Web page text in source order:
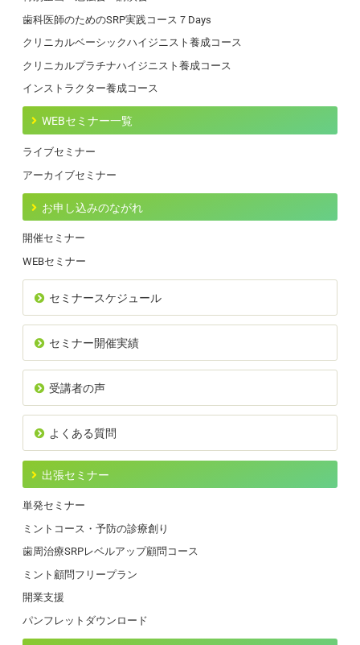
歯科医師のためのSRP実践コース７Days
クリニカルベーシックハイジニスト養成コース
クリニカルプラチナハイジニスト養成コース
インストラクター養成コース
WEBセミナー一覧
ライブセミナー
アーカイブセミナー
お申し込みのながれ
開催セミナー
WEBセミナー
セミナースケジュール
セミナー開催実績
受講者の声
よくある質問
出張セミナー
単発セミナー
ミントコース・予防の診療創り
歯周治療SRPレベルアップ顧問コース
ミント顧問フリープラン
開業支援
パンフレットダウンロード